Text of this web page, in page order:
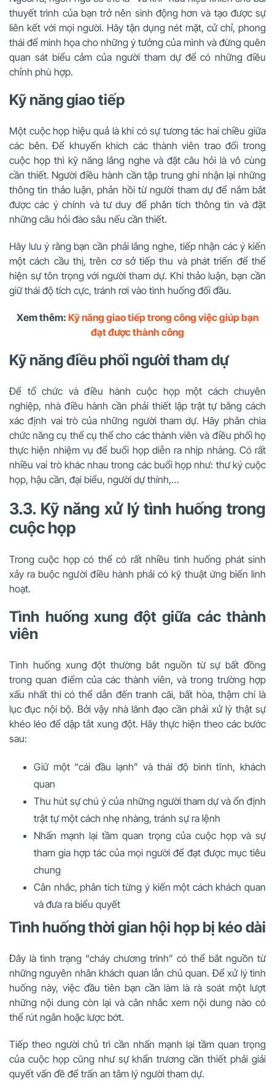
thuyết trình của bạn trở nên sinh động hơn và tạo được sự
liên kết với mọi người. Hãy tận dụng nét mặt, cử chỉ, phong
thái để minh họa cho những ý tưởng của mình và đừng quên
quan sát biểu cảm của người tham dự để có những điều
chỉnh phù hợp.
Kỹ năng giao tiếp
Một cuộc họp hiệu quả là khi có sự tương tác hai chiều giữa
các bên. Để khuyến khích các thành viên trao đổi trong
cuộc họp thì kỹ năng lắng nghe và đặt câu hỏi là vô cùng
cần thiết. Người điều hành cần tập trung ghi nhận lại những
thông tin thảo luận, phản hồi từ người tham dự để nắm bắt
được các ý chính và tư duy để phân tích thông tin và đặt
những câu hỏi đào sâu nếu cần thiết.
Hãy lưu ý rằng bạn cần phải lắng nghe, tiếp nhận các ý kiến
một cách cầu thị, trên cơ sở tiếp thu và phát triển để thể
hiện sự tôn trọng với người tham dự. Khi thảo luận, bạn cần
giữ thái độ tích cực, tránh rơi vào tình huống đối đầu.
Xem thêm: Kỹ năng giao tiếp trong công việc giúp bạn
đạt được thành công
Kỹ năng điều phối người tham dự
Để tổ chức và điều hành cuộc họp một cách chuyên
nghiệp, nhà điều hành cần phải thiết lập trật tự bằng cách
xác định vai trò của những người tham dự. Hãy phân chia
chức năng cụ thể cụ thể cho các thành viên và điều phối họ
thực hiện nhiệm vụ để buổi họp diễn ra nhịp nhàng. Có rất
nhiều vai trò khác nhau trong các buổi họp như: thư ký cuộc
họp, hậu cần, đại biểu, người dự thính,…
3.3. Kỹ năng xử lý tình huống trong
cuộc họp
Trong cuộc họp có thể có rất nhiều tình huống phát sinh
xảy ra buộc người điều hành phải có kỹ thuật ứng biến linh
hoạt.
Tình huống xung đột giữa các thành
viên
Tình huống xung đột thường bắt nguồn từ sự bất đồng
trong quan điểm của các thành viên, và trong trường hợp
xấu nhất thì có thể dẫn đến tranh cãi, bất hòa, thậm chí là
lục đục nội bộ. Bởi vậy nhà lãnh đạo cần phải xử lý thật sự
khéo léo để dập tắt xung đột. Hãy thực hiện theo các bước
sau:
Giữ một “cái đầu lạnh” và thái độ bình tĩnh, khách
quan
Thu hút sự chú ý của những người tham dự và ổn định
trật tự một cách nhẹ nhàng, tránh sự ra lệnh
Nhấn mạnh lại tầm quan trọng của cuộc họp và sự
tham gia hợp tác của mọi người để đạt được mục tiêu
chung
Cân nhắc, phân tích từng ý kiến một cách khách quan
và đưa ra biểu quyết
Tình huống thời gian hội họp bị kéo dài
Đây là tình trạng “cháy chương trình” có thể bắt nguồn từ
những nguyên nhân khách quan lẫn chủ quan. Để xử lý tình
huống này, việc đầu tiên bạn cần làm là rà soát một lượt
những nội dung còn lại và cân nhắc xem nội dung nào có
thể rút ngắn hoặc lược bớt.
Tiếp theo người chủ trì cần nhấn mạnh lại tầm quan trọng
của cuộc họp cũng như sự khẩn trương cần thiết phải giải
quyết vấn đề để trấn an tâm lý người tham dự.